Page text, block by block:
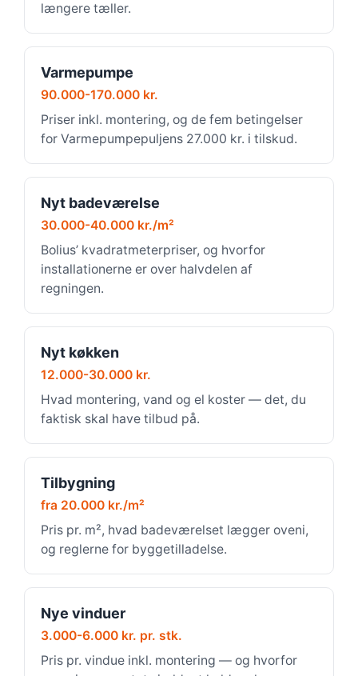
længere tæller.
Varmepumpe
90.000-170.000 kr.
Priser inkl. montering, og de fem betingelser
for Varmepumpepuljens 27.000 kr. i tilskud.
Nyt badeværelse
30.000-40.000 kr./m²
Bolius’ kvadratmeterpriser, og hvorfor
installationerne er over halvdelen af
regningen.
Nyt køkken
12.000-30.000 kr.
Hvad montering, vand og el koster — det, du
faktisk skal have tilbud på.
Tilbygning
fra 20.000 kr./m²
Pris pr. m², hvad badeværelset lægger oveni,
og reglerne for byggetilladelse.
Nye vinduer
3.000-6.000 kr. pr. stk.
Pris pr. vindue inkl. montering — og hvorfor